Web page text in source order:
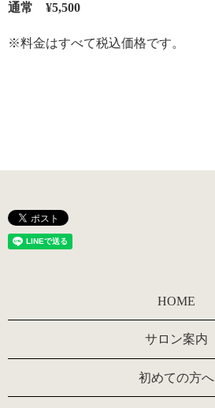
通常 ¥5,500
※料金はすべて税込価格です。
HOME
サロン案内
初めての方へ